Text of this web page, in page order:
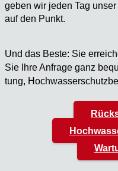
geben wir jeden Tag
auf den Punkt.
Und das Bes­te: Sie
Sie Ihre Anfra­ge ganz
tung,